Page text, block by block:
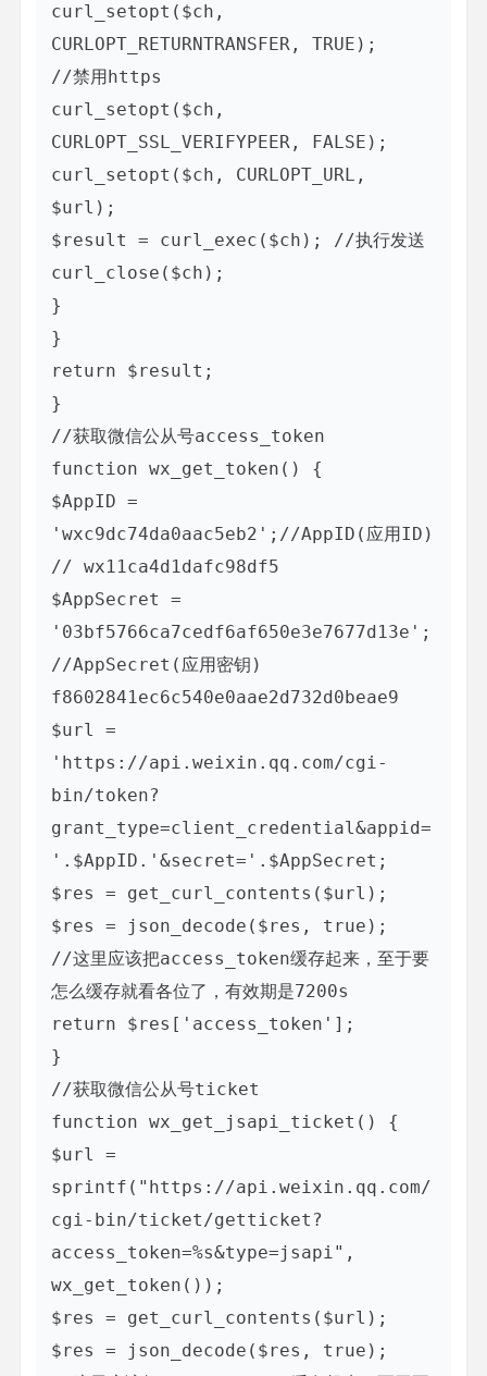
curl_setopt($ch,
CURLOPT_RETURNTRANSFER, TRUE);
//禁用https
curl_setopt($ch,
CURLOPT_SSL_VERIFYPEER, FALSE);
curl_setopt($ch, CURLOPT_URL,
$url);
$result = curl_exec($ch); //执行发送
curl_close($ch);
}
}
return $result;
}
//获取微信公从号access_token
function wx_get_token() {
$AppID =
'wxc9dc74da0aac5eb2';//AppID(应用ID)
// wx11ca4d1dafc98df5
$AppSecret =
'03bf5766ca7cedf6af650e3e7677d13e';
//AppSecret(应用密钥)
f8602841ec6c540e0aae2d732d0beae9
$url =
'https://api.weixin.qq.com/cgi-
bin/token?
grant_type=client_credential&appid=
'.$AppID.'&secret='.$AppSecret;
$res = get_curl_contents($url);
$res = json_decode($res, true);
//这里应该把access_token缓存起来，至于要
怎么缓存就看各位了，有效期是7200s
return $res['access_token'];
}
//获取微信公从号ticket
function wx_get_jsapi_ticket() {
$url =
sprintf("https://api.weixin.qq.com/
cgi-bin/ticket/getticket?
access_token=%s&type=jsapi",
wx_get_token());
$res = get_curl_contents($url);
$res = json_decode($res, true);